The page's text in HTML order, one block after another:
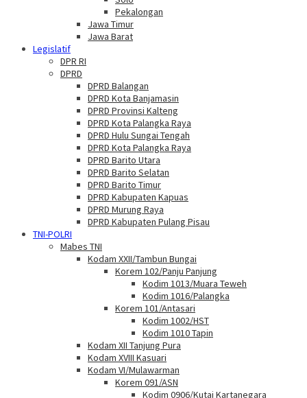
Pekalongan
Jawa Timur
Jawa Barat
Legislatif
DPR RI
DPRD
DPRD Balangan
DPRD Kota Banjamasin
DPRD Provinsi Kalteng
DPRD Kota Palangka Raya
DPRD Hulu Sungai Tengah
DPRD Kota Palangka Raya
DPRD Barito Utara
DPRD Barito Selatan
DPRD Barito Timur
DPRD Kabupaten Kapuas
DPRD Murung Raya
DPRD Kabupaten Pulang Pisau
TNI-POLRI
Mabes TNI
Kodam XXII/Tambun Bungai
Korem 102/Panju Panjung
Kodim 1013/Muara Teweh
Kodim 1016/Palangka
Korem 101/Antasari
Kodim 1002/HST
Kodim 1010 Tapin
Kodam XII Tanjung Pura
Kodam XVIII Kasuari
Kodam VI/Mulawarman
Korem 091/ASN
Kodim 0906/Kutai Kartanegara